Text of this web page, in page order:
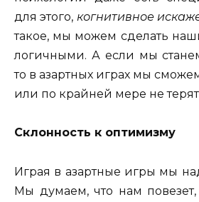
для этого, когнитивное
такое, мы можем сделать
логичными. А если мы
то в азартных играх мы
или по крайней мере не
Склонность к оптимизму
Играя в азартные игры мы
Мы думаем, что нам